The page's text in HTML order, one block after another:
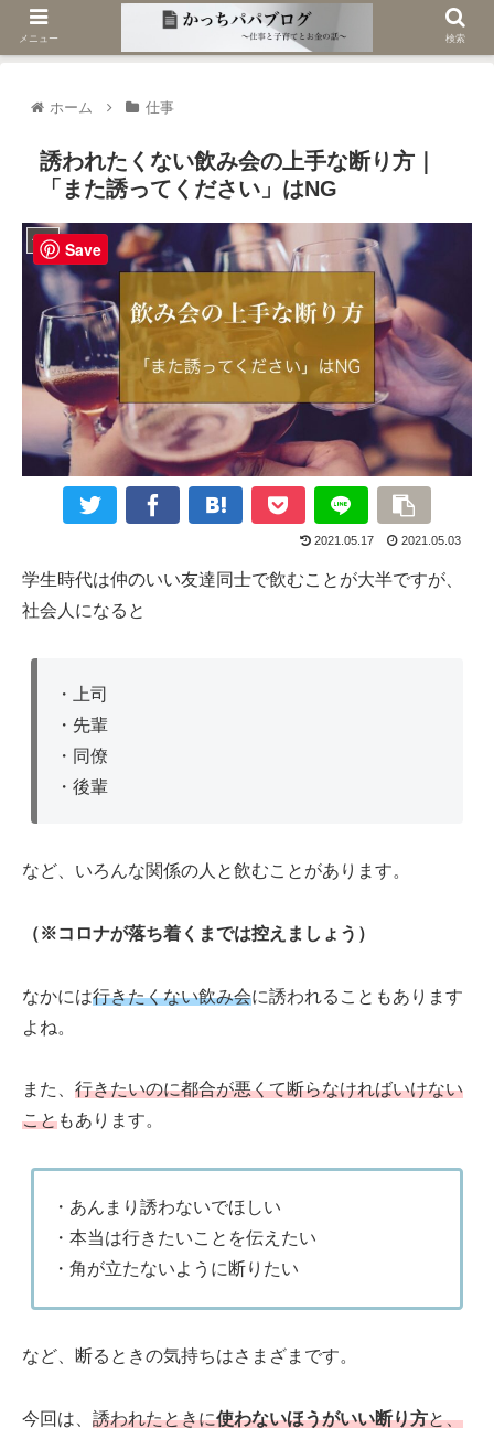
ホーム 仕事
誘われたくない飲み会の上手な断り方｜
「また誘ってください」はNG
仕事
2021.05.17 2021.05.03
学生時代は仲のいい友達同士で飲むことが大半ですが、
社会人になると
・上司
・先輩
・同僚
・後輩
など、いろんな関係の人と飲むことがあります。
（※コロナが落ち着くまでは控えましょう）
なかには行きたくない飲み会に誘われることもあります
よね。
また、 行きたいのに都合が悪くて断らなければいけない
こともあります。
・あんまり誘わないでほしい
・本当は行きたいことを伝えたい
・角が立たないように断りたい
など、断るときの気持ちはさまざまです。
今回は、 誘われたときに使わないほうがいい断り方と、
メニュー 検索
Save